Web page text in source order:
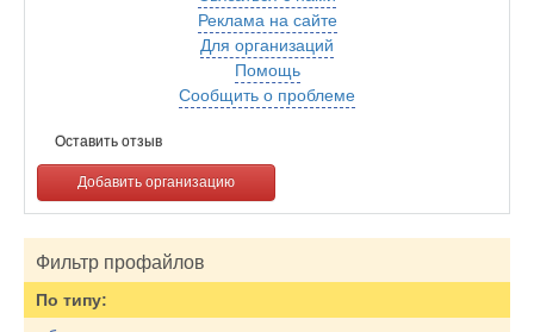
Реклама на сайте
Для организаций
Помощь
Сообщить о проблеме
Оставить отзыв
Добавить организацию
Фильтр профайлов
По типу: